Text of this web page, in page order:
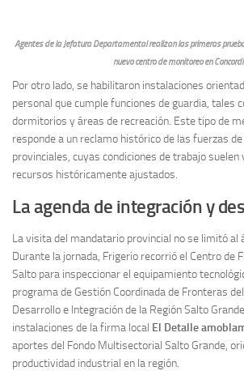
Agentes de la Jefatura Departamental realizan las primeras
nuevo centro de monitoreo en
Por otro lado, se habilitaron instalaciones
personal que cumple funciones de guardia, tales
dormitorios y áreas de recreación. Este tipo de
responde a un reclamo histórico de las fuerzas
provinciales, cuyas condiciones de trabajo
recursos históricamente ajustados.
La agenda de integración y
La visita del mandatario provincial no se limitó al
Durante la jornada, Frigerio recorrió el Centro de
Salto para inspeccionar el equipamiento
programa de Gestión Coordinada de Fronteras
Desarrollo e Integración de la Región Salto
instalaciones de la firma local El Detalle
aportes del Fondo Multisectorial Salto Grande,
productividad industrial en la región.